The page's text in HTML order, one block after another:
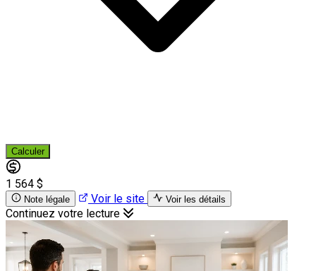
Calculer
1 564 $
Note légale Voir le site Voir les détails
Continuez votre lecture